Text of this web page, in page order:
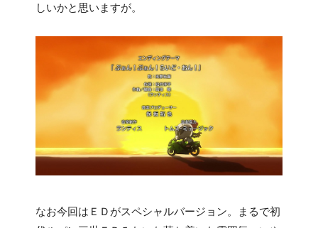
しいかと思いますが。
なお今回はＥＤがスペシャルバージョン。まるで初